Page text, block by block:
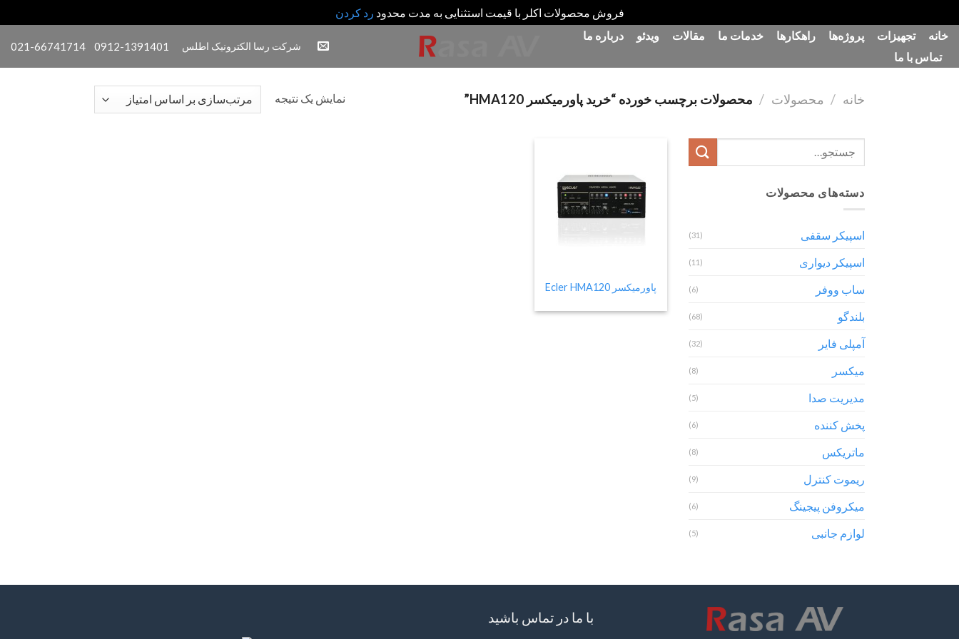
فروش محصولات اکلر با قیمت استثنایی به مدت محدود رد کردن
پرش
محتوا
خانه تجهیزات پروژه‌ها راهکارها خدمات ما مقالات ویدئو
درباره ما
تماس با ما
شرکت رسا الکترونیک اطلس 0912-1391401
021-66741714
خانه / محصولات / محصولات برچسب خورده “خرید پاورمیکسر HMA120” نمایش یک نتیجه
دسته‌های محصولات
اسپیکر سقفی (31)
اسپیکر دیواری (11)
ساب ووفر (6)
بلندگو (68)
آمپلی فایر (32)
میکسر (8)
مدیریت صدا (5)
پخش کننده (6)
ماتریکس (8)
ریموت کنترل (9)
میکروفن پیجینگ (6)
لوازم جانبی (5)
wishlist
پاورمیکسر Ecler HMA120
با ما در تماس باشید